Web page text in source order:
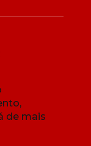
de mais